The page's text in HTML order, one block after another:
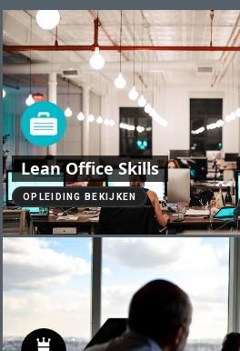
Lean Office Skills
OPLEIDING BEKIJKEN